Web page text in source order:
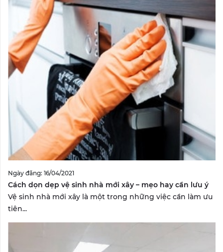
Ngày đăng: 16/04/2021
Cách dọn dẹp vệ sinh nhà mới xây – mẹo hay cần lưu ý
Vệ sinh nhà mới xây là một trong những việc cần làm ưu
tiên...